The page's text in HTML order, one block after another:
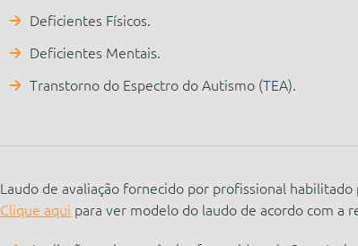
Deficientes Físicos.
Deficientes Mentais.
Transtorno do Espectro do Autismo (TEA).
Laudo de avaliação fornecido por profissional habilitado
Clique aqui para ver modelo do laudo de acordo com a